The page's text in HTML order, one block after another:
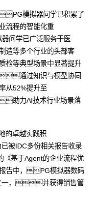
模拟器问学已积累了
流程的智能化重
学已广泛服务于医
等多个行业的头部客
等典型场景中显著提升
通过知识与模型协同
52%提升至
助力AI技术行业场景落
卓越实践积
被IDC多份相关报告收录
基于Agent的企业流程优
告中，PG模拟器数码
一，并获得销售管